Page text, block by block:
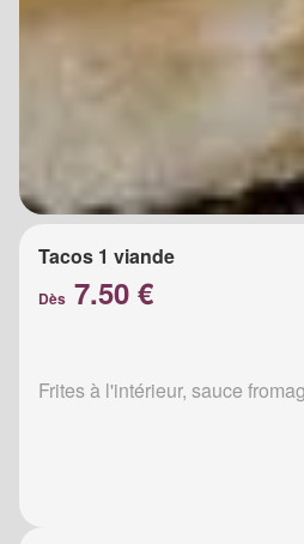
Tacos 1 viande
Dès 7.50 €
Frites à l'intérieur, sauce